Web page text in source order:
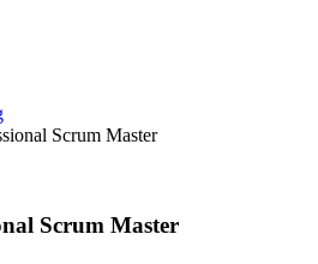
Scrum Master
Scrum Master